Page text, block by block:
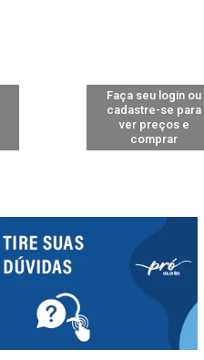
Faça seu login ou
cadastre-se para
ver preços e
comprar